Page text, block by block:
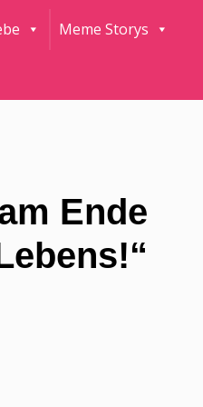
Meme Storys
Ende